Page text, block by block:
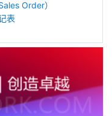
Order）
表